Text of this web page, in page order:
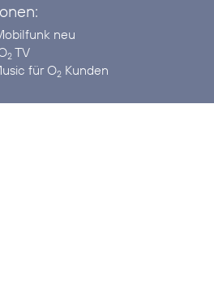
neu
2 TV
für O2 Kunden